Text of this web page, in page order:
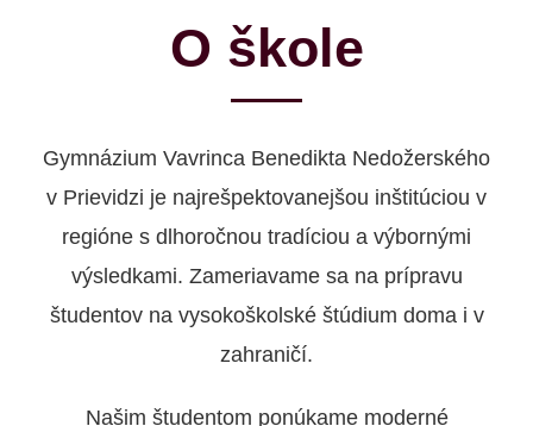
O škole
Gymnázium Vavrinca Benedikta Nedožerského
v Prievidzi je najrešpektovanejšou inštitúciou v
regióne s dlhoročnou tradíciou a výbornými
výsledkami. Zameriavame sa na prípravu
študentov na vysokoškolské štúdium doma i v
zahraničí.
Našim študentom ponúkame moderné